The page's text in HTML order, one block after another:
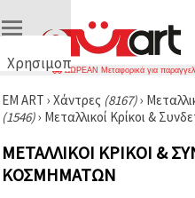
Χρησιμοποιούμε
🍪
Χρησιμοποιούμε
παρόμοιες
τεχνολογίες
για να
ΔΩΡΕΑΝ Μεταφορικά για
EM ART › Χάντρες (8167)›
(1546)› Μεταλλικοί Κρίκοι &
ΜΕΤΑΛΛΙΚΟΊ ΚΡΊΚΟΙ &
ΚΟΣΜΗΜΆΤΩΝ